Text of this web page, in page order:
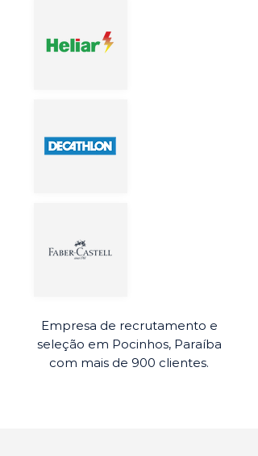
Empresa de recrutamento e
seleção em Pocinhos, Paraíba
com mais de 900 clientes.